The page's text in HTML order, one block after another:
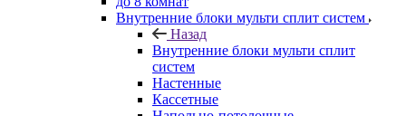
Внутренние блоки мульти сплит систем
Назад
Внутренние блоки мульти сплит
систем
Настенные
Кассетные